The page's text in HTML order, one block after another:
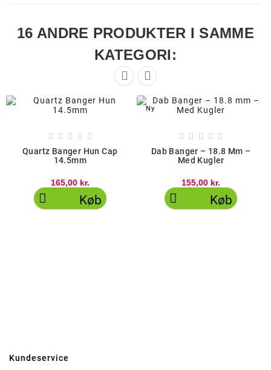
16 ANDRE PRODUKTER I SAMME
KATEGORI:
 
    
Quartz Banger Hun Cap
14.5mm
165,00 kr.
 Køb
Ny
    
Dab Banger – 18.8 Mm –
Med Kugler
155,00 kr.
 Køb
Kundeservice